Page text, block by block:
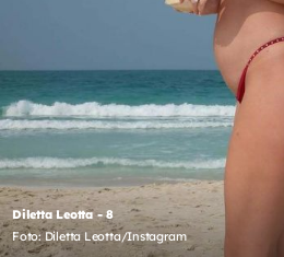
Diletta Leotta - 8
Foto: Diletta Leotta/Instagram